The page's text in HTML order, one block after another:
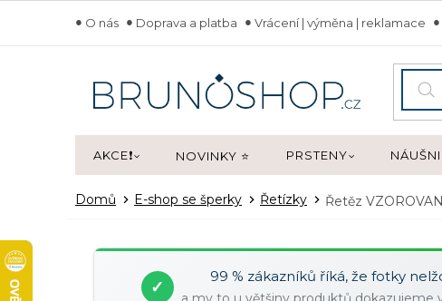
obsah
O nás Doprava a platba Vrácení | výměna | reklamace
AKCE❗ NOVINKY ⭐ PRSTENY
Domů E-shop se šperky Řetízky Řetěz
✓
99 % zákazníků říká, že fotky